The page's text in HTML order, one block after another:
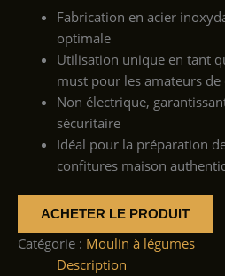
Fabrication en acier
optimale
Utilisation unique en tant
must pour les amateurs de
Non électrique,
sécuritaire
Idéal pour la préparation
confitures maison
ACHETER LE PRODUIT
Catégorie : Moulin à légumes
Description